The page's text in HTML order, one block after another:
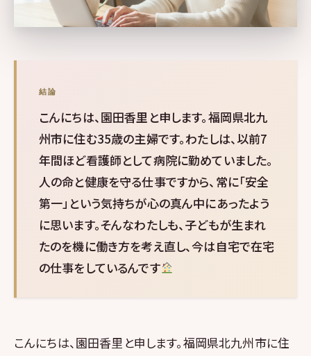
結論
こんにちは、園田香里と申します。福岡県北九
州市に住む35歳の主婦です。わたしは、以前7
年間ほど看護師として病院に勤めていました。
人の命と健康を守る仕事ですから、常に「安全
第一」という気持ちが心の真ん中にあったよう
に思います。そんなわたしも、子どもが生まれ
たのを機に働き方を考え直し、今は自宅で在宅
の仕事をしているんです
こんにちは、園田香里と申します。福岡県北九州市に住